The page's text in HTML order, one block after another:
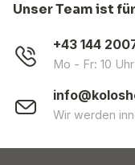
Unser Team ist
+43 144
Mo - Fr: 10
Wir werden